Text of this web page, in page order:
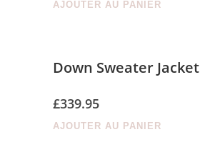
AJOUTER AU PANIER
Down Sweater Jacket
£339.95
AJOUTER AU PANIER